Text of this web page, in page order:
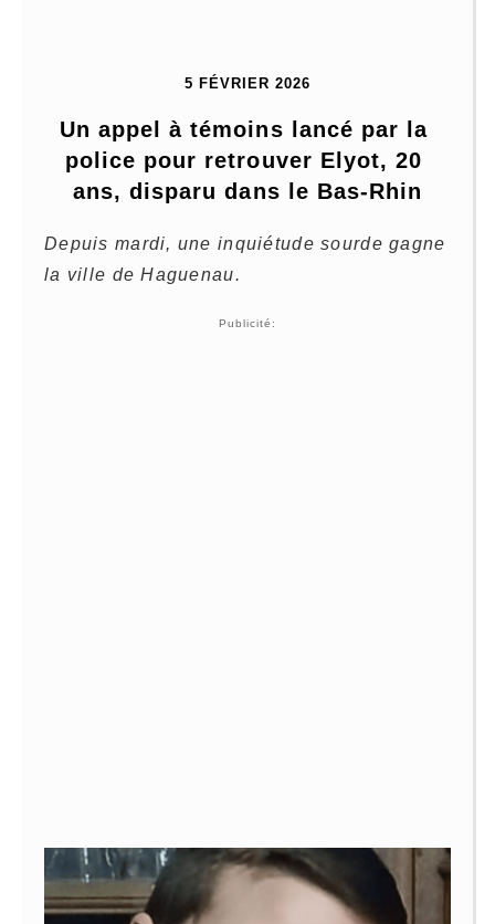
5 FÉVRIER 2026
Un appel à témoins lancé par la
police pour retrouver Elyot, 20
ans, disparu dans le Bas-Rhin
Depuis mardi, une inquiétude sourde gagne
la ville de Haguenau.
Publicité: